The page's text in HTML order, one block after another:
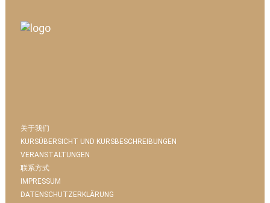
关于我们
KURSÜBERSICHT UND KURSBESCHREIBUNGEN
VERANSTALTUNGEN
联系方式
IMPRESSUM
DATENSCHUTZERKLÄRUNG